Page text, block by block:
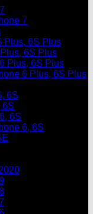
7
Plus, 6S Plus
6S Plus
Plus, 6S Plus
6 Plus, 6S Plus
6S
6S
6S
6, 6S